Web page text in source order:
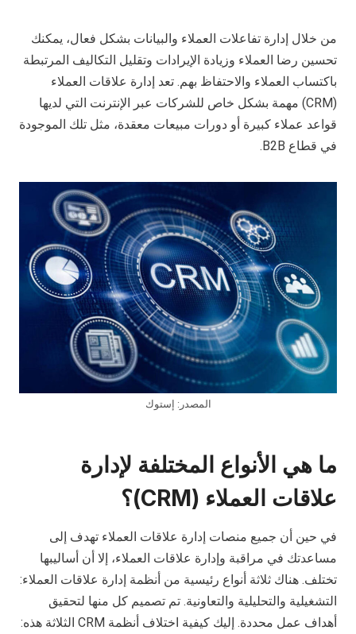
من خلال إدارة تفاعلات العملاء والبيانات بشكل فعال، يمكنك
تحسين رضا العملاء وزيادة الإيرادات وتقليل التكاليف المرتبطة
باكتساب العملاء والاحتفاظ بهم. تعد إدارة علاقات العملاء
(CRM) مهمة بشكل خاص للشركات عبر الإنترنت التي لديها
قواعد عملاء كبيرة أو دورات مبيعات معقدة، مثل تلك الموجودة
في قطاع B2B.
المصدر: إستوك
ما هي الأنواع المختلفة لإدارة
علاقات العملاء (CRM)؟
في حين أن جميع منصات إدارة علاقات العملاء تهدف إلى
مساعدتك في مراقبة وإدارة علاقات العملاء، إلا أن أساليبها
تختلف. هناك ثلاثة أنواع رئيسية من أنظمة إدارة علاقات العملاء:
التشغيلية والتحليلية والتعاونية. تم تصميم كل منها لتحقيق
أهداف عمل محددة. إليك كيفية اختلاف أنظمة CRM الثلاثة هذه: